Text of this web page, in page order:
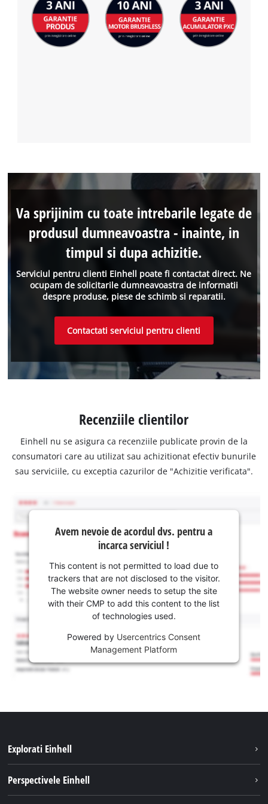
Serviciul pentru clienti Einhell poate fi contactat direct. Ne
ocupam de solicitarile dumneavoastra de informatii
despre produse, piese de schimb si reparatii.
Va sprijinim cu toate intrebarile legate de
produsul dumneavoastra - inainte, in
timpul si dupa achizitie.
Contactati serviciul pentru clienti
Recenziile clientilor
Einhell nu se asigura ca recenziile publicate provin de la
consumatori care au utilizat sau achizitionat efectiv bunurile
sau serviciile, cu exceptia cazurilor de "Achizitie verificata".
Avem nevoie de acordul dvs. pentru a
incarca serviciul !
This content is not permitted to load due to
trackers that are not disclosed to the visitor.
The website owner needs to setup the site
with their CMP to add this content to the list
of technologies used.
Powered by Usercentrics Consent
Management Platform
Explorati Einhell
Perspectivele Einhell